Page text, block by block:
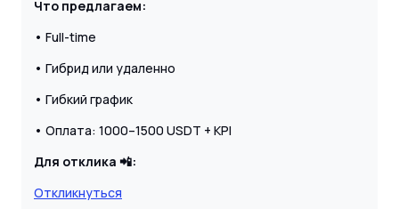
Что предлагаем:
• Full-time
• Гибрид или удаленно
• Гибкий график
• Оплата: 1000–1500 USDT + KPI
Для отклика 📲:
Откликнуться